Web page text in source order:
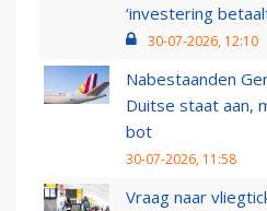
‘investering
30-07-2026, 12:10
Nabestaanden
Duitse staat aan,
bot
30-07-2026, 11:58
Vraag naar